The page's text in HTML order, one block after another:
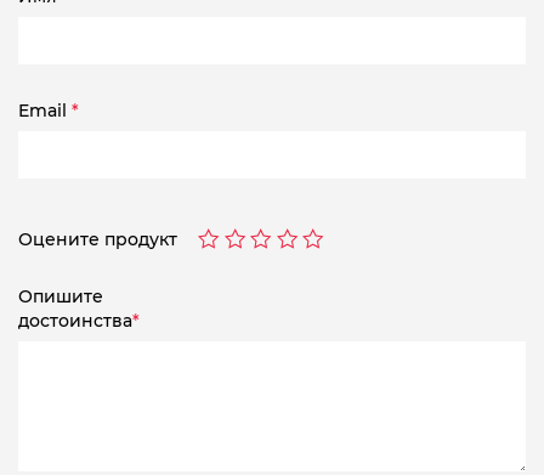
Email *
Оцените продукт
Опишите
достоинства*